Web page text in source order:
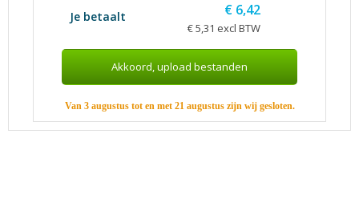
Je betaalt € 6,42
€ 5,31 excl BTW
Van 3 augustus tot en met 21 augustus zijn wij gesloten.